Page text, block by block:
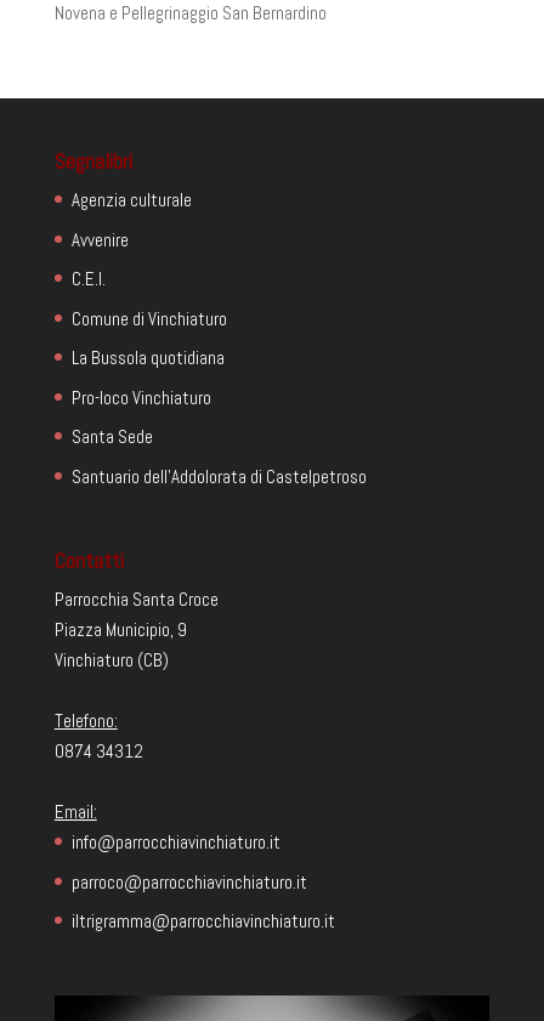
Novena e Pellegrinaggio San Bernardino
Segnalibri
Agenzia culturale
Avvenire
C.E.I.
Comune di Vinchiaturo
La Bussola quotidiana
Pro-loco Vinchiaturo
Santa Sede
Santuario dell'Addolorata di Castelpetroso
Contatti
Parrocchia Santa Croce
Piazza Municipio, 9
Vinchiaturo (CB)
Telefono:
0874 34312
Email:
info@parrocchiavinchiaturo.it
parroco@parrocchiavinchiaturo.it
iltrigramma@parrocchiavinchiaturo.it